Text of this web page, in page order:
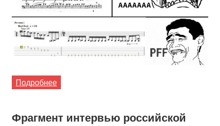
Подробнее
Фрагмент интервью российской